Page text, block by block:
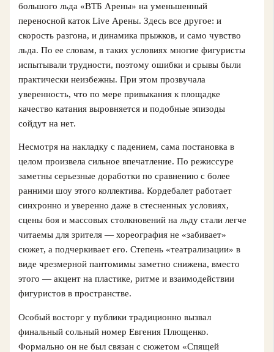
большого льда «ВТБ Арены» на уменьшенный
переносной каток Live Арены. Здесь все другое: и
скорость разгона, и динамика прыжков, и само чувство
льда. По ее словам, в таких условиях многие фигуристы
испытывали трудности, поэтому ошибки и срывы были
практически неизбежны. При этом прозвучала
уверенность, что по мере привыкания к площадке
качество катания выровняется и подобные эпизоды
сойдут на нет.
Несмотря на накладку с падением, сама постановка в
целом произвела сильное впечатление. По режиссуре
заметны серьезные доработки по сравнению с более
ранними шоу этого коллектива. Кордебалет работает
синхронно и уверенно даже в стесненных условиях,
сцены боя и массовых столкновений на льду стали легче
читаемы для зрителя — хореография не «забивает»
сюжет, а подчеркивает его. Степень «театрализации» в
виде чрезмерной пантомимы заметно снижена, вместо
этого — акцент на пластике, ритме и взаимодействии
фигуристов в пространстве.
Особый восторг у публики традиционно вызвал
финальный сольный номер Евгения Плющенко.
Формально он не был связан с сюжетом «Спящей